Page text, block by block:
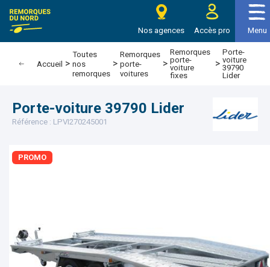
Remorques du nord
Nos agences Accès pro Menu
Accueil >
Toutes
nos
remorques
>
Remorques
porte-
voitures
>
Remorques
porte-
voiture
fixes
>
Porte-
voiture
39790
Lider
PROMO
Porte-voiture 39790 Lider
Référence : LPVI270245001